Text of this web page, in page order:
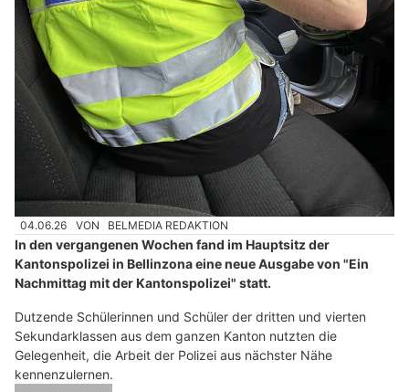
04.06.26 VON BELMEDIA REDAKTION
In den vergangenen Wochen fand im Hauptsitz der
Kantonspolizei in Bellinzona eine neue Ausgabe von "Ein
Nachmittag mit der Kantonspolizei" statt.
Dutzende Schülerinnen und Schüler der dritten und vierten
Sekundarklassen aus dem ganzen Kanton nutzten die
Gelegenheit, die Arbeit der Polizei aus nächster Nähe
kennenzulernen.